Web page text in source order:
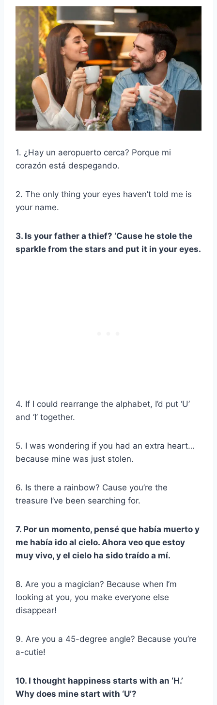
1. ¿Hay un aeropuerto cerca? Porque mi
corazón está despegando.
2. The only thing your eyes haven’t told me is
your name.
3. Is your father a thief? ‘Cause he stole the
sparkle from the stars and put it in your eyes.
4. If I could rearrange the alphabet, I’d put ‘U’
and ‘I’ together.
5. I was wondering if you had an extra heart…
because mine was just stolen.
6. Is there a rainbow? Cause you’re the
treasure I’ve been searching for.
7. Por un momento, pensé que había muerto y
me había ido al cielo. Ahora veo que estoy
muy vivo, y el cielo ha sido traído a mí.
8. Are you a magician? Because when I’m
looking at you, you make everyone else
disappear!
9. Are you a 45-degree angle? Because you’re
a-cutie!
10. I thought happiness starts with an ‘H.’
Why does mine start with ‘U’?